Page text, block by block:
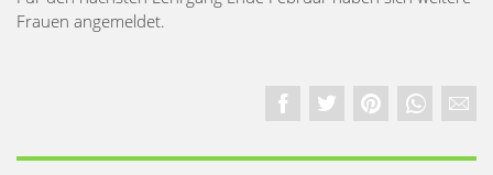
Frauen angemeldet.